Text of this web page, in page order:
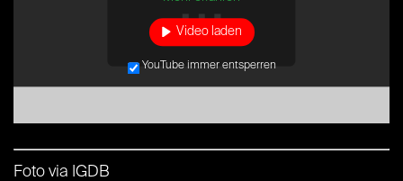
Video laden
YouTube immer entsperren
Foto via IGDB